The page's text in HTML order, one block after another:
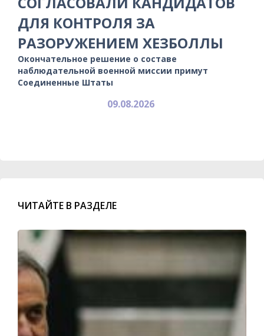
ДЛЯ КОНТРОЛЯ ЗА
РАЗОРУЖЕНИЕМ ХЕЗБОЛЛЫ
Окончательное решение о составе
наблюдательной военной миссии примут
Соединенные Штаты
09.08.2026
ЧИТАЙТЕ В РАЗДЕЛЕ